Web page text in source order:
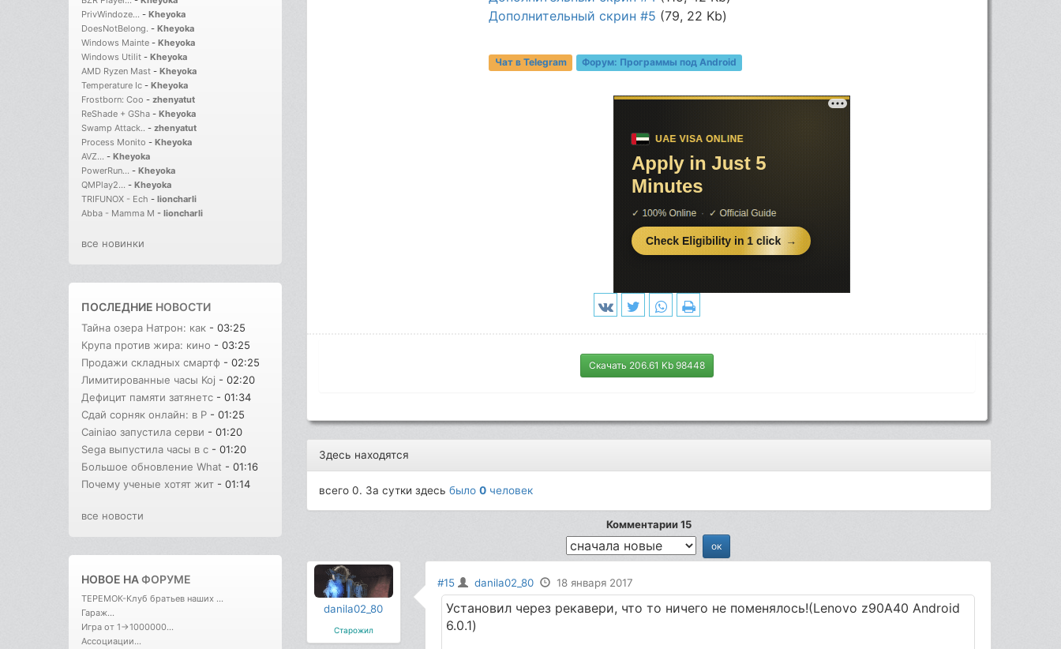
PrivWindoze... - Kheyoka
DoesNotBelong. - Kheyoka
Windows Mainte - Kheyoka
Windows Utilit - Kheyoka
AMD Ryzen Mast - Kheyoka
Temperature Ic - Kheyoka
Frostborn: Coo - zhenyatut
ReShade + GSha - Kheyoka
Swamp Attack.. - zhenyatut
Process Monito - Kheyoka
AVZ... - Kheyoka
PowerRun... - Kheyoka
QMPlay2... - Kheyoka
TRIFUNOX - Ech - lioncharli
Abba - Mamma M - lioncharli
все новинки
ПОСЛЕДНИЕ НОВОСТИ
Тайна озера Натрон: как - 03:25
Крупа против жира: кино - 03:25
Продажи складных смартф - 02:25
Лимитированные часы Koj - 02:20
Дефицит памяти затянетс - 01:34
Сдай сорняк онлайн: в Р - 01:25
Cainiao запустила серви - 01:20
Sega выпустила часы в с - 01:20
Большое обновление What - 01:16
Почему ученые хотят жит - 01:14
все новости
НОВОЕ НАФОРУМЕ
ТЕРЕМОК-Клуб братьев наших ...
Гараж...
Игра от 1->1000000...
Ассоциации...
Дополнительный скрин #5 (79, 22 Kb)
Чат в Telegram Форум: Программы под Android
Скачать 206.61 Kb 98448
Здесь находятся
всего 0. За сутки здесьбыло0 человек
Комментарии 15
danila02_80
Старожил
#15 danila02_80 18 января 2017
Установил через рекавери, что то ничего не поменялось!(Lenovo z90A40 Android
6.0.1)